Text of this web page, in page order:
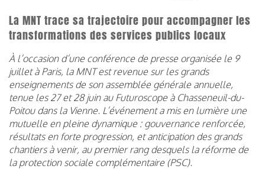
La MNT trace sa trajectoire pour accompagner les
transformations des services publics locaux
À l’occasion d’une conférence de presse organisée le 9
juillet à Paris, la MNT est revenue sur les grands
enseignements de son assemblée générale annuelle,
tenue les 27 et 28 juin au Futuroscope à Chasseneuil-du-
Poitou dans la Vienne. L’événement a mis en lumière une
mutuelle en pleine dynamique : gouvernance renforcée,
résultats en forte progression, et anticipation des grands
chantiers à venir, au premier rang desquels la réforme de
la protection sociale complémentaire (PSC).